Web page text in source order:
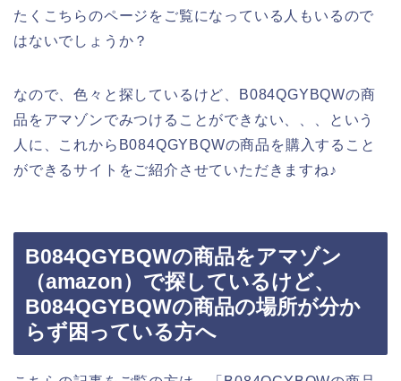
たくこちらのページをご覧になっている人もいるので
はないでしょうか？
なので、色々と探しているけど、B084QGYBQWの商
品をアマゾンでみつけることができない、、、という
人に、これからB084QGYBQWの商品を購入すること
ができるサイトをご紹介させていただきますね♪
B084QGYBQWの商品をアマゾン
（amazon）で探しているけど、
B084QGYBQWの商品の場所が分か
らず困っている方へ